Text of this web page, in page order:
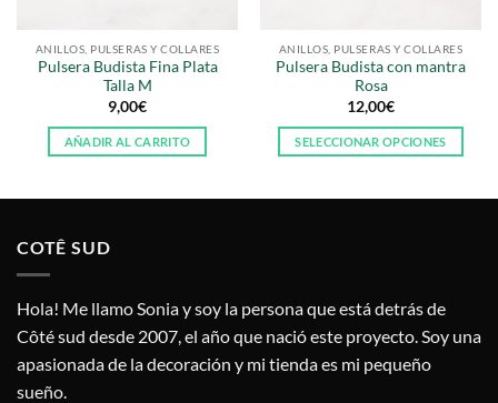
ANILLOS, PULSERAS Y COLLARES
Pulsera Budista Fina Plata
Talla M
9,00€
AÑADIR AL CARRITO
ANILLOS, PULSERAS Y COLLARES
Pulsera Budista con mantra
Rosa
12,00€
SELECCIONAR OPCIONES
opciones
elegir
COTÊ SUD
Hola! Me llamo Sonia y soy la persona que está detrás de
Côté sud desde 2007, el año que nació este proyecto. Soy una
apasionada de la decoración y mi tienda es mi pequeño
sueño.